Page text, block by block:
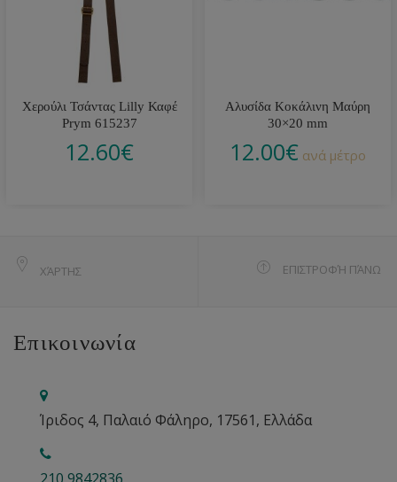
Χερούλι Τσάντας Lilly Καφέ
Prym 615237
12.60€
Αλυσίδα Κοκάλινη Μαύρη
30×20 mm
12.00€ ανά μέτρο
ΧΆΡΤΗΣ ΕΠΙΣΤΡΟΦΉ ΠΆΝΩ
Επικοινωνία
Ίριδος 4, Παλαιό Φάληρο, 17561, Ελλάδα
210 9842836